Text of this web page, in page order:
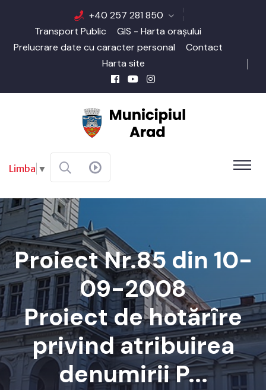
+40 257 281 850
Transport Public
GIS - Harta orașului
Prelucrare date cu caracter personal
Contact
Harta site
Limba ▼
Proiect Nr.85 din 10-
09-2008
Proiect de hotărîre
privind atribuirea
denumirii P...